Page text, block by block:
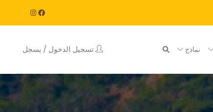
نماذج تسجيل الدخول / يسجل